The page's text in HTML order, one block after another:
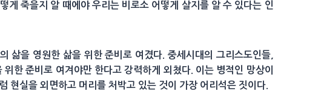
게 죽을지 알 때에야 우리는 비로소 어떻게 살지를 알 수 있다는 인
삶을 영원한 삶을 위한 준비로 여겼다. 중세시대의 그리스도인들,
한 준비로 여겨야만 한다고 강력하게 외쳤다. 이는 병적인 망상이
현실을 외면하고 머리를 처박고 있는 것이 가장 어리석은 짓이다.